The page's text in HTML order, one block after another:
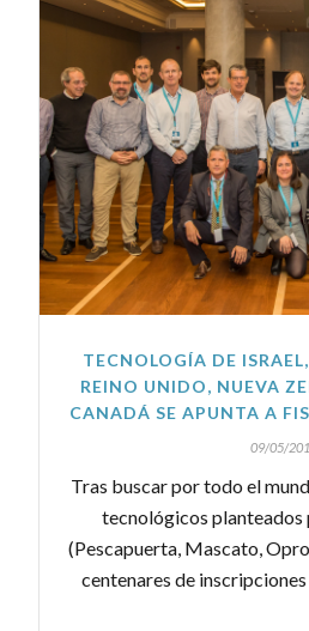
TECNOLOGÍA DE
REINO UNIDO, NUEVA
CANADÁ SE APUNTA A
09/05/
Tras buscar por todo el
tecnológicos planteados
(Pescapuerta, Mascato,
centenares de